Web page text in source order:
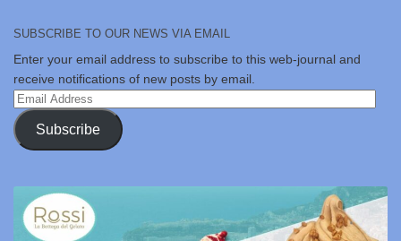
SUBSCRIBE TO OUR NEWS VIA EMAIL
Enter your email address to subscribe to this web-journal and
receive notifications of new posts by email.
Email
Address
Subscribe